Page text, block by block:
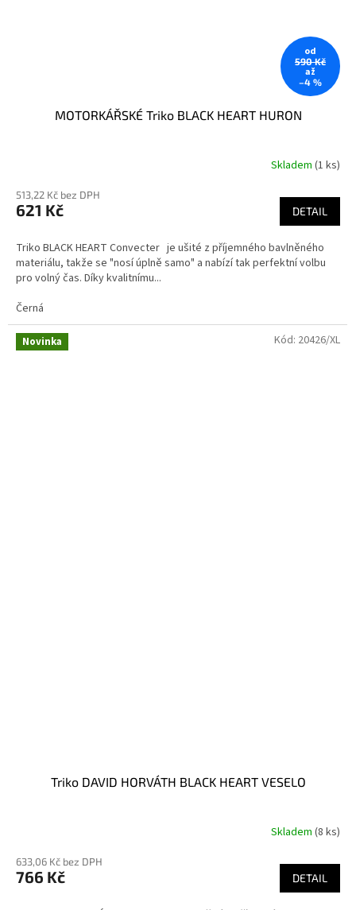
od
590 Kč
až
–4 %
MOTORKÁŘSKÉ Triko BLACK HEART HURON
Skladem (1 ks)
513,22 Kč bez DPH
621 Kč DETAIL
Triko BLACK HEART Convecter je ušité z příjemného bavlněného
materiálu, takže se "nosí úplně samo" a nabízí tak perfektní volbu
pro volný čas. Díky kvalitnímu...
Černá
Novinka
Triko DAVID HORVÁTH BLACK HEART VESELO
produktu
je
Skladem(8 ks)
633,06 Kč bez DPH
766 Kč DETAIL
Kód: 20426/XL